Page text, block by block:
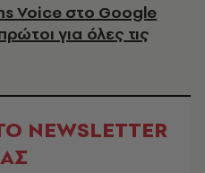
Voice στο Google
για όλες τις
NEWSLETTER